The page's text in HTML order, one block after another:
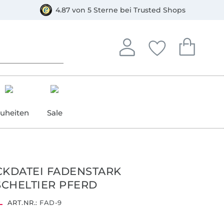
4.87 von 5 Sterne bei Trusted Shops
Anmelden
In deinem Konto
Deine
Du hast keine
Dein
Du hast
Sale
FADENSTARK
PFERD
ART.NR.: FAD-9